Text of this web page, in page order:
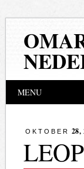
MENU
OKTOBER 28,